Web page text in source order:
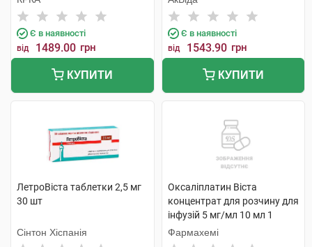
Є в наявності
від 1489.00 грн
КУПИТИ
Є в наявності
від 1543.90 грн
КУПИТИ
ЛетроВіста таблетки 2,5 мг
30 шт
Сінтон Хіспанія
Оксаліплатин Віста
концентрат для розчину для
інфузій 5 мг/мл 10 мл 1
флакон
Фармахемі